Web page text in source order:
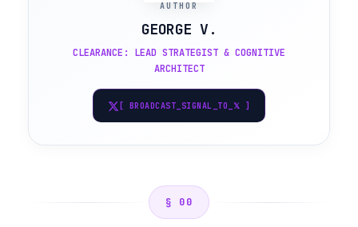
AUTHOR
GEORGE V.
CLEARANCE: LEAD STRATEGIST & COGNITIVE
ARCHITECT
[ BROADCAST_SIGNAL_TO_𝕏 ]
§ 00